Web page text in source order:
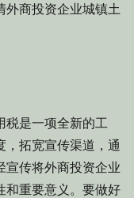
外商投资企业城镇土
是一项全新的工
，拓宽宣传渠道，通
宣传将外商投资企业
和重要意义。要做好